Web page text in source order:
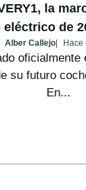
la
eléctrico de
Alber Callejo Hace
su futuro
En...